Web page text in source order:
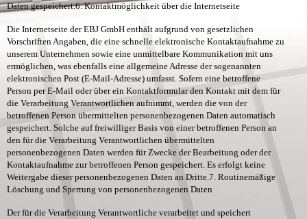
Daten gespeichert.6. Kontaktmöglichkeit über die Internetseite
Die Internetseite der EBJ GmbH enthält aufgrund von gesetzlichen
Vorschriften Angaben, die eine schnelle elektronische Kontaktaufnahme zu
unserem Unternehmen sowie eine unmittelbare Kommunikation mit uns
ermöglichen, was ebenfalls eine allgemeine Adresse der sogenannten
elektronischen Post (E-Mail-Adresse) umfasst. Sofern eine betroffene
Person per E-Mail oder über ein Kontaktformular den Kontakt mit dem für
die Verarbeitung Verantwortlichen aufnimmt, werden die von der
betroffenen Person übermittelten personenbezogenen Daten automatisch
gespeichert. Solche auf freiwilliger Basis von einer betroffenen Person an
den für die Verarbeitung Verantwortlichen übermittelten
personenbezogenen Daten werden für Zwecke der Bearbeitung oder der
Kontaktaufnahme zur betroffenen Person gespeichert. Es erfolgt keine
Weitergabe dieser personenbezogenen Daten an Dritte.7. Routinemäßige
Löschung und Sperrung von personenbezogenen Daten
Der für die Verarbeitung Verantwortliche verarbeitet und speichert